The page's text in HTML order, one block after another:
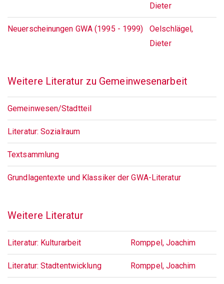
Dieter
Neuerscheinungen GWA (1995 - 1999)
Oelschlägel,
Dieter
Weitere Literatur zu Gemeinwesenarbeit
Gemeinwesen/Stadtteil
Literatur: Sozialraum
Textsammlung
Grundlagentexte und Klassiker der GWA-Literatur
Weitere Literatur
Literatur: Kulturarbeit Romppel, Joachim
Literatur: Stadtentwicklung Romppel, Joachim